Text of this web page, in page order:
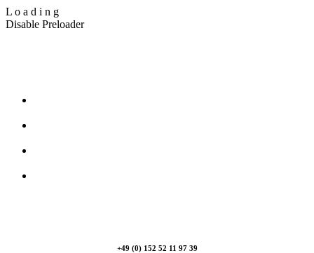
L o a d i n g
Disable Preloader
+49 (0) 152 52 11 97 39